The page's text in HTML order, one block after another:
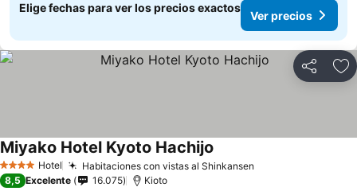
Elige fechas para ver los precios exactos
Ver precios
Compartir
4 EstrellasHotel Habitaciones con vistas al Shinkansen
Miyako Hotel Kyoto Hachijo
8,5 Excelente 16.075 Kioto